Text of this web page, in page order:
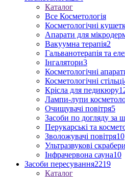
Каталог
Все Косметологія
Косметологічні
Апарати для
Вакуумна терапія2
Гальванотерапія та
Інгалятори3
Косметологічні
Косметологічні стільці
Крісла для педикюру
Лампи-лупи
Очищувачі повітря5
Засоби по догляду за
Перукарські та
Зволожувачі повітря10
Ультразвукові скрабери
Інфрачервона сауна10
Засоби пересування2219
Каталог